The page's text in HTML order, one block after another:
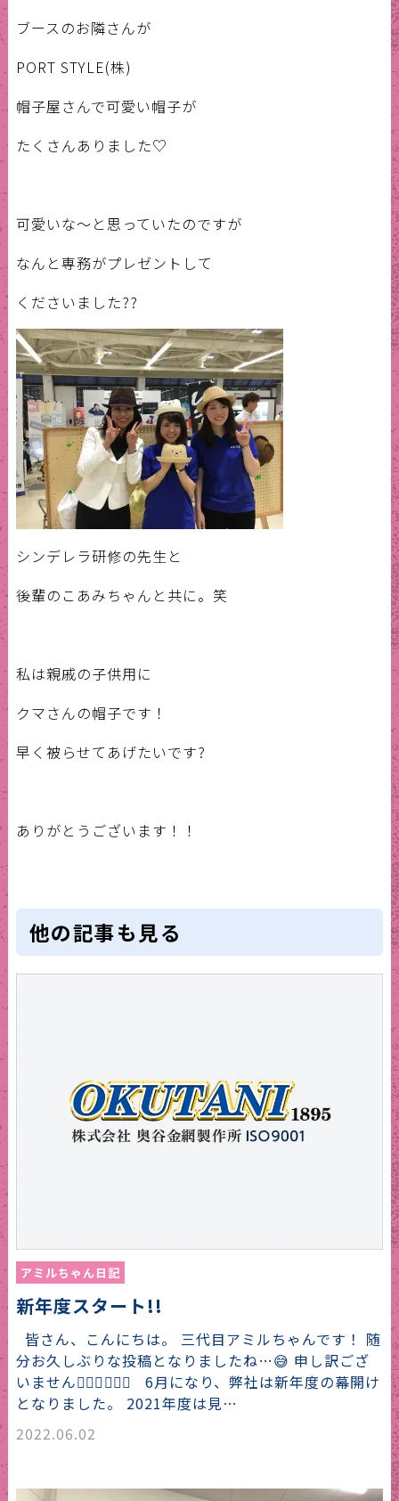
ブースのお隣さんが
PORT STYLE(株)
帽子屋さんで可愛い帽子が
たくさんありました♡
可愛いな〜と思っていたのですが
なんと専務がプレゼントして
くださいました??
シンデレラ研修の先生と
後輩のこあみちゃんと共に。笑
私は親戚の子供用に
クマさんの帽子です！
早く被らせてあげたいです?
ありがとうございます！！
他の記事も見る
アミルちゃん日記
新年度スタート!!
皆さん、こんにちは。 三代目アミルちゃんです！ 随
分お久しぶりな投稿となりましたね…😅 申し訳ござ
いません🙇🏻‍♀️🙇🏻‍♂️ 6月になり、弊社は新年度の幕開け
となりました。 2021年度は見…
2022.06.02